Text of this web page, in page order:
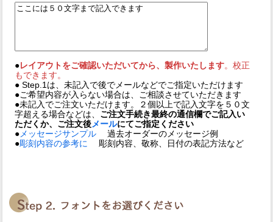
●レイアウトをご確認いただいてから、製作いたします。校正
もできます。
● Step.1は、未記入で後でメールなどでご指定いただけます
●ご希望内容が入らない場合は、ご相談させていただきます
●未記入でご注文いただけます。２個以上で記入文字を５０文
字超える場合などは、 ご注文手続き最終の通信欄でご記入い
ただくか、ご注文後メールにてご指定ください
●メッセージサンプル
過去オーダーのメッセージ例
●彫刻内容の参考に 彫刻内容、敬称、日付の表記方法など